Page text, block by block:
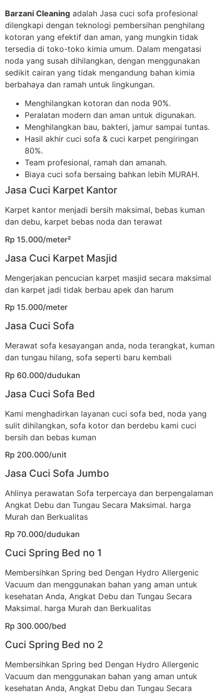
Barzani Cleaning adalah Jasa cuci sofa profesional
dilengkapi dengan teknologi pembersihan penghilang
kotoran yang efektif dan aman, yang mungkin tidak
tersedia di toko-toko kimia umum. Dalam mengatasi
noda yang susah dihilangkan, dengan menggunakan
sedikit cairan yang tidak mengandung bahan kimia
berbahaya dan ramah untuk lingkungan.
Menghilangkan kotoran dan noda 90%.
Peralatan modern dan aman untuk digunakan.
Menghilangkan bau, bakteri, jamur sampai tuntas.
Hasil akhir cuci sofa & cuci karpet pengiringan
80%.
Team profesional, ramah dan amanah.
Biaya cuci sofa bersaing bahkan lebih MURAH.
Jasa Cuci Karpet Kantor
Karpet kantor menjadi bersih maksimal, bebas kuman
dan debu, karpet bebas noda dan terawat
Rp 15.000/meter²
Jasa Cuci Karpet Masjid
Mengerjakan pencucian karpet masjid secara maksimal
dan karpet jadi tidak berbau apek dan harum
Rp 15.000/meter
Jasa Cuci Sofa
Merawat sofa kesayangan anda, noda terangkat, kuman
dan tungau hilang, sofa seperti baru kembali
Rp 60.000/dudukan
Jasa Cuci Sofa Bed
Kami menghadirkan layanan cuci sofa bed, noda yang
sulit dihilangkan, sofa kotor dan berdebu kami cuci
bersih dan bebas kuman
Rp 200.000/unit
Jasa Cuci Sofa Jumbo
Ahlinya perawatan Sofa terpercaya dan berpengalaman
Angkat Debu dan Tungau Secara Maksimal. harga
Murah dan Berkualitas
Rp 70.000/dudukan
Cuci Spring Bed no 1
Membersihkan Spring bed Dengan Hydro Allergenic
Vacuum dan menggunakan bahan yang aman untuk
kesehatan Anda, Angkat Debu dan Tungau Secara
Maksimal. harga Murah dan Berkualitas
Rp 300.000/bed
Cuci Spring Bed no 2
Membersihkan Spring bed Dengan Hydro Allergenic
Vacuum dan menggunakan bahan yang aman untuk
kesehatan Anda, Angkat Debu dan Tungau Secara